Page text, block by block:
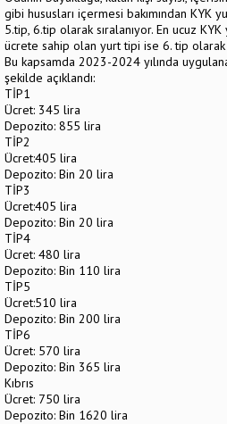
gibi hususları içermesi bakımından KYK
5.tip, 6.tip olarak sıralanıyor. En ucuz
ücrete sahip olan yurt tipi ise 6. tip
Bu kapsamda 2023-2024 yılında
şekilde açıklandı:
TİP1
Ücret: 345 lira
Depozito: 855 lira
TİP2
Ücret:405 lira
Depozito: Bin 20 lira
TİP3
Ücret:405 lira
Depozito: Bin 20 lira
TİP4
Ücret: 480 lira
Depozito: Bin 110 lira
TİP5
Ücret:510 lira
Depozito: Bin 200 lira
TİP6
Ücret: 570 lira
Depozito: Bin 365 lira
Kıbrıs
Ücret: 750 lira
Depozito: Bin 1620 lira